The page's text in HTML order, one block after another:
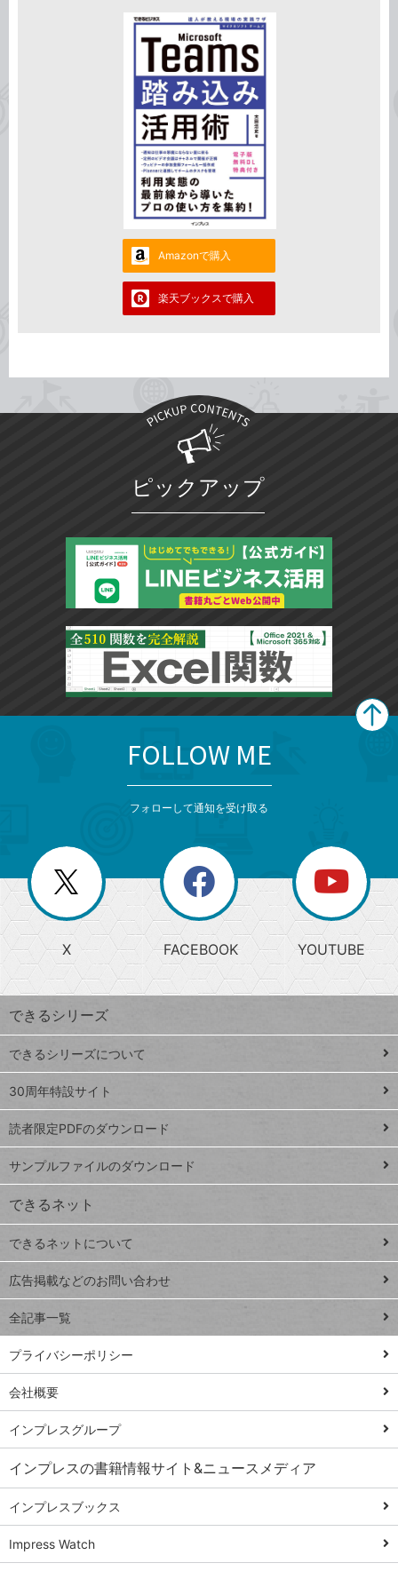
Amazonで購入
楽天ブックスで購入
ピックアップ
じ
る
search
検
索
上
昇
ワ
ー
ド
Google
スプレ
ッドシ
ート
iPhone
VLOOKUP
close
閉じ
る
閉
じ
る
ー
か
ら
探
す
ト
ッ
プ
ペ
ジ
連載
Excel Q&A
トイアンナ流仕
事術
PowerAutomate
ではじめる業務
の完全自動化
AI議事録作成術
Windows 11
Q&A
Teams踏み込み
活用術
Excel講師の仕事
術
FOLLOW ME
フォローして通知を受け取る
X FACEBOOK YOUTUBE
できるシリーズ
できるシリーズについて
30周年特設サイト
読者限定PDFのダウンロード
サンプルファイルのダウンロード
できるネット
できるネットについて
広告掲載などのお問い合わせ
全記事一覧
プライバシーポリシー
会社概要
インプレスグループ
インプレスの書籍情報サイト&ニュースメディア
インプレスブックス
Impress Watch